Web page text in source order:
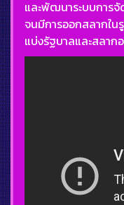
และพัฒนาระบบการ
จนมีการออกสลากใ
แบ่งรัฐบาลและสลาก